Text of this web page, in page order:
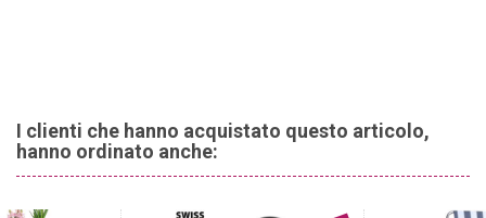
rivestimento ha un aspetto molto elegante in combinazione con
grandi elementi decorativi, come vasi dorati o argentati, grandi
candelabri bianchi o eleganti ciotole. Il look è completato da belle e
I clienti che hanno acquistato questo articolo,
hanno ordinato anche: